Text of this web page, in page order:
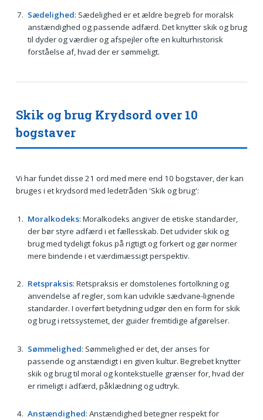
Sædelighed: Sædelighed er et ældre begreb for moralsk
anstændighed og passende adfærd. Det knytter skik og brug
til dyder og værdier og afspejler ofte en kulturhistorisk
forståelse af, hvad der er sømmeligt.
Skik og brug Krydsord over 10
bogstaver
Vi har fundet disse 21 ord med mere end 10 bogstaver, der kan
bruges i et krydsord med ledetråden 'Skik og brug':
Moralkodeks: Moralkodeks angiver de etiske standarder,
der bør styre adfærd i et fællesskab. Det udvider skik og
brug med tydeligt fokus på rigtigt og forkert og gør normer
mere bindende i et værdimæssigt perspektiv.
Retspraksis: Retspraksis er domstolenes fortolkning og
anvendelse af regler, som kan udvikle sædvane-lignende
standarder. I overført betydning udgør den en form for skik
og brug i retssystemet, der guider fremtidige afgørelser.
Sømmelighed: Sømmelighed er det, der anses for
passende og anstændigt i en given kultur. Begrebet knytter
skik og brug til moral og kontekstuelle grænser for, hvad der
er rimeligt i adfærd, påklædning og udtryk.
Anstændighed: Anstændighed betegner respekt for